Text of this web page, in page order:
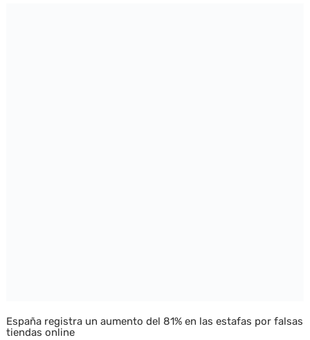
España registra un aumento del 81% en las estafas por falsas
tiendas online